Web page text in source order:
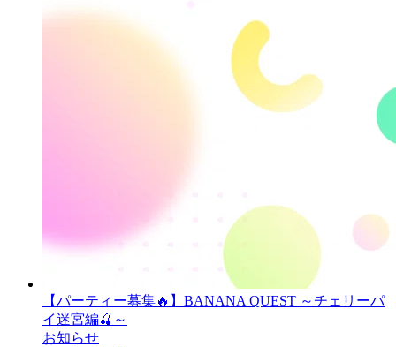
【パーティー募集🔥】BANANA QUEST ～チェリーパ
イ迷宮編🍒～
お知らせ